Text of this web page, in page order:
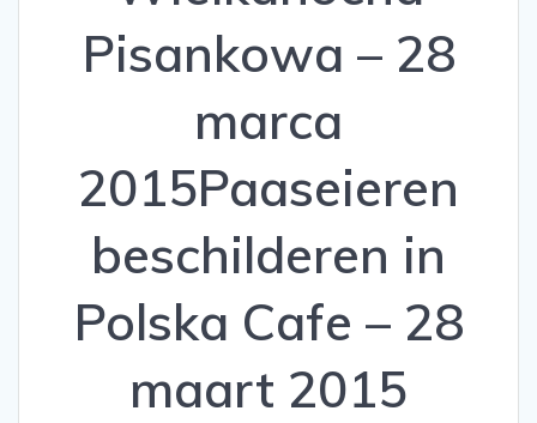
Pisankowa – 28
marca
2015Paaseieren
beschilderen in
Polska Cafe – 28
maart 2015